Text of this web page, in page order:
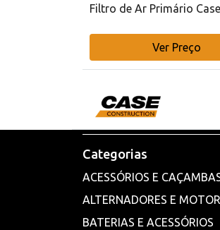
Filtro de Ar Primário
Ver Preço
Categorias
ACESSÓRIOS E
ALTERNADORES E
BATERIAS E ACESSÓRIOS